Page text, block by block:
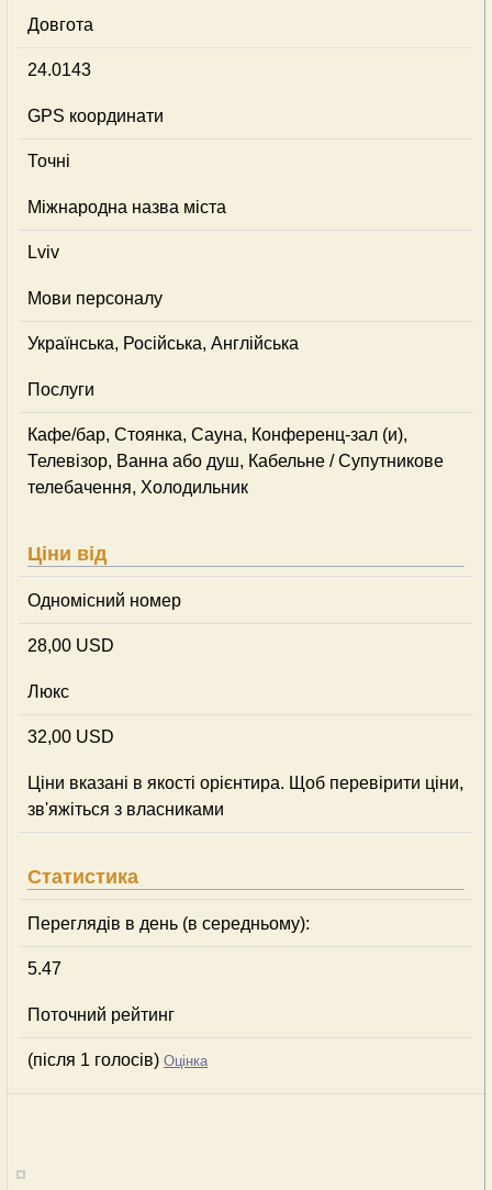
Довгота
24.0143
GPS координати
Точні
Міжнародна назва міста
Lviv
Мови персоналу
Українська, Російська, Англійська
Послуги
Кафе/бар, Стоянка, Сауна, Конференц-зал (и),
Телевізор, Ванна або душ, Кабельне / Супутникове
телебачення, Холодильник
Ціни від
Одномісний номер
28,00 USD
Люкс
32,00 USD
Ціни вказані в якості орієнтира. Щоб перевірити ціни,
зв'яжіться з власниками
Статистика
Переглядів в день (в середньому):
5.47
Поточний рейтинг
(після 1 голосів) Оцінка